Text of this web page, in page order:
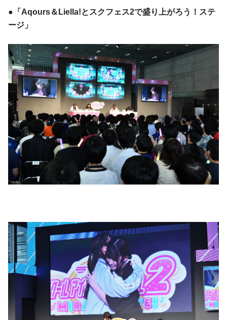
●「Aqours＆Liella!とスクフェス2で盛り上がろう！ステ
ージ」